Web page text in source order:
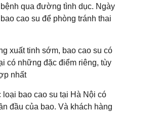
qua đường tình dục. Ngày
cao su để phòng tránh thai
xuất tinh sớm, bao cao su có
có những đặc điểm riêng, tùy
nhất
bao cao su tại Hà Nội có
đầu của bao. Và khách hàng